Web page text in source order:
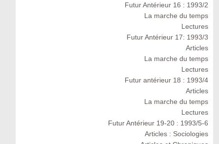
Futur Antérieur 16 : 1993/2
La marche du temps
Lectures
Futur Antérieur 17: 1993/3
Articles
La marche du temps
Lectures
Futur antérieur 18 : 1993/4
Articles
La marche du temps
Lectures
Futur Antérieur 19-20 : 1993/5-6
Articles : Sociologies